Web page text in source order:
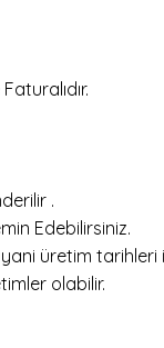
.
Edebilirsiniz.
üretim tarihleri
olabilir.